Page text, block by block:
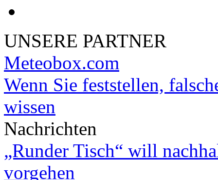
UNSERE PARTNER
Meteobox.com
Wenn Sie feststellen,
wissen
Nachrichten
„Runder Tisch“ will
vorgehen